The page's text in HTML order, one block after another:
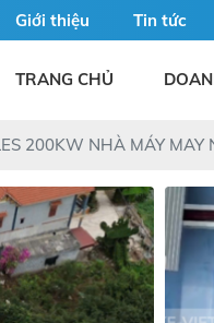
Giới thiệu Tin tức
TRANG CHỦ
200KW NHÀ MÁY MAY